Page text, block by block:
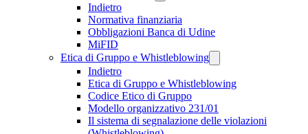
Indietro
Normativa finanziaria
Obbligazioni Banca di Udine
MiFID
Etica di Gruppo e Whistleblowing
Indietro
Etica di Gruppo e Whistleblowing
Codice Etico di Gruppo
Modello organizzativo 231/01
Il sistema di segnalazione delle violazioni